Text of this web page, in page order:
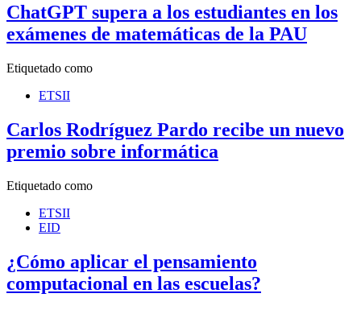
ChatGPT supera a los estudiantes en los
exámenes de matemáticas de la PAU
Etiquetado como
ETSII
Carlos Rodríguez Pardo recibe un nuevo
premio sobre informática
Etiquetado como
ETSII
EID
¿Cómo aplicar el pensamiento
computacional en las escuelas?